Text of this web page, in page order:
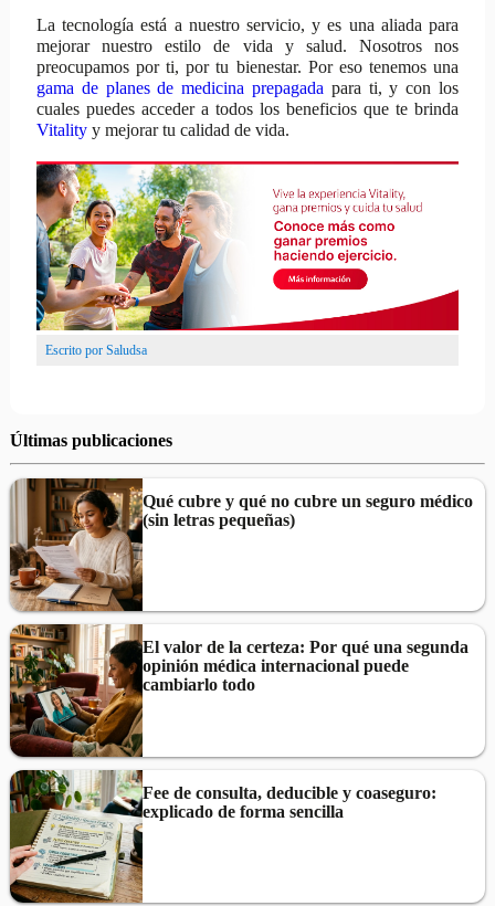
La tecnología está a nuestro servicio, y es una aliada para
mejorar nuestro estilo de vida y salud. Nosotros nos
preocupamos por ti, por tu bienestar. Por eso tenemos una
gama de planes de medicina prepagada para ti, y con los
cuales puedes acceder a todos los beneficios que te brinda
Vitalityy mejorar tu calidad de vida.
Escrito por Saludsa
Últimas publicaciones
Qué cubre y qué no cubre un seguro médico
(sin letras pequeñas)
El valor de la certeza: Por qué una segunda
opinión médica internacional puede
cambiarlo todo
Fee de consulta, deducible y coaseguro:
explicado de forma sencilla